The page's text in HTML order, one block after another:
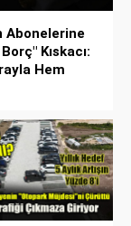
Abonelerine
Kıskacı:
Hem